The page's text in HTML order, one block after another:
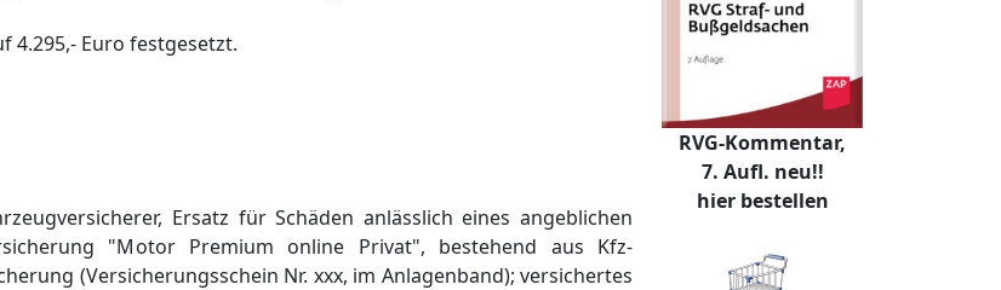
4.295,- Euro festgesetzt.
Ersatz für Schäden anlässlich eines angeblichen
"Motor Premium online Privat", bestehend aus Kfz-
(Versicherungsschein Nr. xxx, im Anlagenband); versichertes
RVG-Kommentar,
7. Aufl. neu!!
hier bestellen